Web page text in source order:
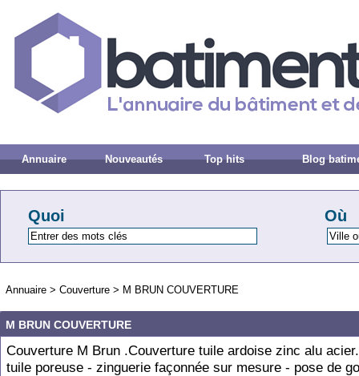
Annuaire Nouveautés Top hits Blog
Quoi Où
Annuaire > Couverture > M BRUN COUVERTURE
M BRUN COUVERTURE
Couverture M Brun .Couverture tuile ardoise zinc alu
tuile poreuse - zinguerie façonnée sur mesure - pose de